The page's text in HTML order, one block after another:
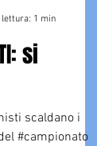
lettura: 1 min
si